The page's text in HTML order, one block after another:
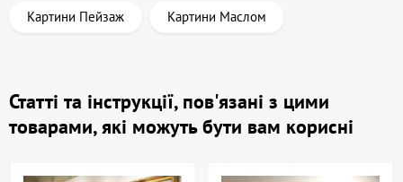
Картини Пейзаж Картини Маслом
Статті та інструкції, пов'язані з цими
товарами, які можуть бути вам корисні